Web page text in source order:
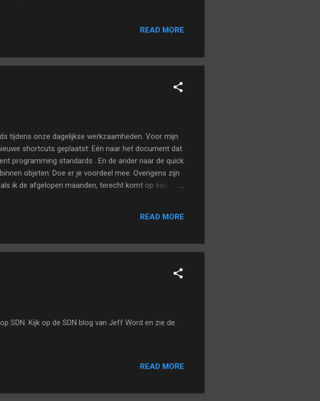
READ MORE
tijdens onze dagelijkse werkzaamheden. Voor mijn
shortcuts geplaatst: Eén naar het document dat
programming standards . En de ander naar de quick
objeten. Doe er je voordeel mee. Overigens zijn
ik de afgelopen maanden, terecht komt op een
zijn eigen standaards daarbij heeft
heen worden ITABs, H_VELD en nog veel meer
READ MORE
SDN. Kijk op de SDN blog van Jeff Word en zie de
READ MORE